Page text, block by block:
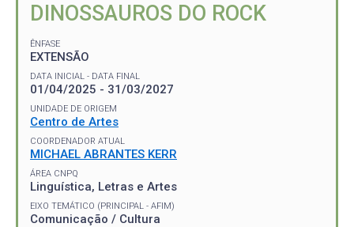
DINOSSAUROS DO ROCK
ÊNFASE
EXTENSÃO
DATA INICIAL - DATA FINAL
01/04/2025 - 31/03/2027
UNIDADE DE ORIGEM
Centro de Artes
COORDENADOR ATUAL
MICHAEL ABRANTES KERR
ÁREA CNPQ
Linguística, Letras e Artes
EIXO TEMÁTICO (PRINCIPAL - AFIM)
Comunicação / Cultura